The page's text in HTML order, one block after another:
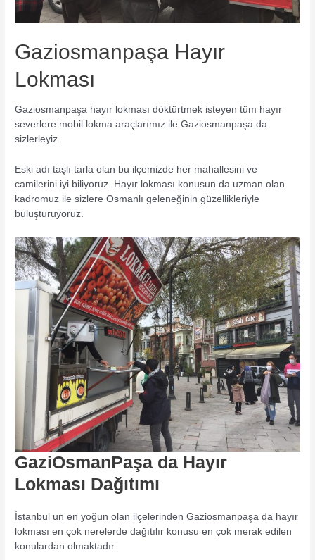
Gaziosmanpaşa Hayır
Lokması
Gaziosmanpaşa hayır lokması döktürtmek isteyen tüm hayır
severlere mobil lokma araçlarımız ile Gaziosmanpaşa da
sizlerleyiz.
Eski adı taşlı tarla olan bu ilçemizde her mahallesini ve
camilerini iyi biliyoruz. Hayır lokması konusun da uzman olan
kadromuz ile sizlere Osmanlı geleneğinin güzellikleriyle
buluşturuyoruz.
GaziOsmanPaşa da Hayır
Lokması Dağıtımı
İstanbul un en yoğun olan ilçelerinden Gaziosmanpaşa da hayır
lokması en çok nerelerde dağıtılır konusu en çok merak edilen
konulardan olmaktadır.